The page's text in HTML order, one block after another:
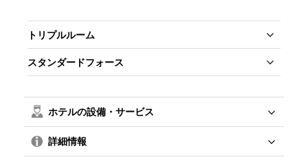
トリプルルーム
スタンダードフォース
ホテルの設備・サービス
詳細情報